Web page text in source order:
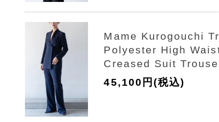
Mame Kurogouchi
Polyester High
Creased Suit
45,100円(税込)